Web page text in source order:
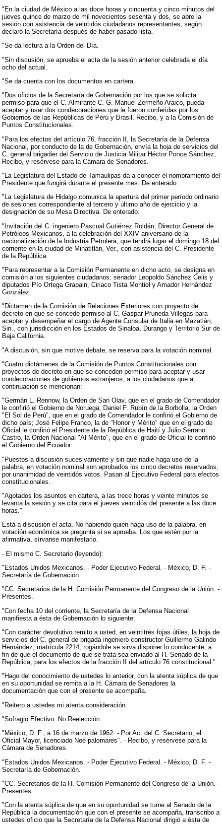
"En la ciudad de México a las doce horas y cincuenta y cinco minutos del
jueves quince de marzo de mil novecientos sesenta y dos, se abre la
sesión con asistencia de veintidós ciudadanos representantes, según
declaró la Secretaría después de haber pasado lista.
"Se da lectura a la Orden del Día.
"Sin discusión, se aprueba el acta de la sesión anterior celebrada el día
ocho del actual.
"Se da cuenta con los documentos en cartera.
"Dos oficios de la Secretaría de Gobernación por los que se solicita
permiso para que el C. Almirante C. G. Manuel Zermeño Araico, pueda
aceptar y usar dos condecoraciones que le fueron conferidas por los
Gobiernos de las Repúblicas de Perú y Brasil. Recibo, y a la Comisión de
Puntos Constitucionales.
"Para los efectos del artículo 76, fracción II, la Secretaría de la Defensa
Nacional, por conducto de la de Gobernación, envía la hoja de servicios del
C. general brigadier del Servicio de Justicia Militar Héctor Ponce Sánchez,
Recibo, y resérvese para la Cámara de Senadores.
"La Legislatura del Estado de Tamaulipas da a conocer el nombramiento del
Presidente que fungirá durante el presente mes. De enterado.
"La Legislatura de Hidalgo comunica la apertura del primer período ordinario
de sesiones correspondiente al tercero y último año de ejercicio y la
designación de su Mesa Directiva. De enterado.
"Invitación del C. ingeniero Pascual Gutiérrez Roldán, Director General de
Petróleos Mexicanos, a la celebración del XXIV aniversario de la
nacionalización de la Industria Petrolera, que tendrá lugar el domingo 18 del
corriente en la ciudad de Minatitlán, Ver., con asistencia del C. Presidente
de la República.
"Para representar a la Comisión Permanente en dicho acto, se designa en
comisión a los siguientes ciudadanos: senador Leopoldo Sánchez Celis y
diputados Pío Ortega Grapain, Ciriaco Tista Montiel y Amador Hernández
González.
"Dictamen de la Comisión de Relaciones Exteriores con proyecto de
decreto en que se concede permiso al C. Gaspar Pruneda Villegas para
aceptar y desempeñar el cargo de Agente Consular de Italia en Mazatlán,
Sin., con jurisdicción en los Estados de Sinaloa, Durango y Territorio Sur de
Baja California.
"A discusión, sin que motive debate, se reserva para la votación nominal.
"Cuatro dictámenes de la Comisión de Puntos Constitucionales con
proyectos de decreto en que se conceden permiso para aceptar y usar
condecoraciones de gobiernos extranjeros, a los ciudadanos que a
continuación se mencionan:
"Germán L. Rennow, la Orden de San Olav, que en el grado de Comendador
le confirió el Gobierno de Noruega; Daniel F. Rubín de la Borbolla, la Orden
"El Sol de Perú", que en el grado de Comendador le confirió el Gobierno de
dicho país; José Felipe Franco, la de "Honor y Mérito" que en el grado de
Oficial le confirió el Presidente de la República de Haití y Julio Serrano
Castro, la Orden Nacional "Al Mérito", que en el grado de Oficial le confirió
el Gobierno del Ecuador.
"Puestos a discusión sucesivamente y sin que nadie haga uso de la
palabra, en votación nominal son aprobados los cinco decretos reservados,
por unanimidad de veintidós votos. Pasan al Ejecutivo Federal para efectos
constitucionales.
"Agotados los asuntos en cartera, a las trece horas y veinte minutos se
levanta la sesión y se cita para el jueves veintidós del presente a las doce
horas."
Está a discusión el acta. No habiendo quien haga uso de la palabra, en
votación económica se pregunta si se aprueba. Los que estén por la
afirmativa, sírvanse manifestarlo.
- El mismo C. Secretario (leyendo):
"Estados Unidos Mexicanos. - Poder Ejecutivo Federal. - México, D. F. -
Secretaría de Gobernación.
"CC. Secretarios de la H. Comisión Permanente del Congreso de la Unión. -
Presentes.
"Con fecha 10 del corriente, la Secretaría de la Defensa Nacional
manifiesta a ésta de Gobernación lo siguiente:
"Con carácter devolutivo remito a usted, en veintitrés fojas útiles, la hoja de
servicios del C. general de brigada ingeniero constructor Guillermo Galindo
Hernández, matrícula 2214; rogándole se sirva disponer lo conducente, a
fin de que el documento de que se trata sea enviado al H. Senado de la
República, para los efectos de la fracción II del artículo 76 constitucional."
"Hago del conocimiento de ustedes lo anterior, con la atenta súplica de que
en su oportunidad se remita a la H. Cámara de Senadores la
documentación que con el presente se acompaña.
"Reitero a ustedes mi atenta consideración.
"Sufragio Efectivo. No Reelección.
"México, D. F., a 16 de marzo de 1962. - Por Ac. del C. Secretario, el
Oficial Mayor, licenciado Noé palomares". - Recibo, y resérvese para la
Cámara de Senadores.
"Estados Unidos Mexicanos. - Poder Ejecutivo Federal. - México, D. F. -
Secretaría de Gobernación.
"CC. Secretarios de la H. Comisión Permanente del Congreso de la Unión. -
Presentes.
"Con la atenta súplica de que en su oportunidad se turne al Senado de la
República la documentación que con el presente se acompaña, transcribo a
ustedes oficio que la Secretaría de la Defensa Nacional dirigió a ésta de